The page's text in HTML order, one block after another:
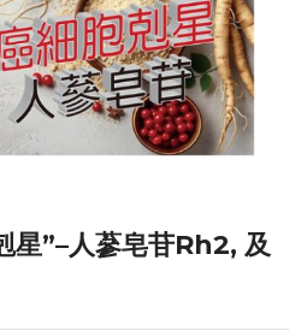
”–人蔘皂苷Rh2, 及